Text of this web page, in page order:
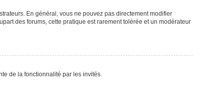
En général, vous ne pouvez pas directement modifier
des forums, cette pratique est rarement tolérée et un modérateur
de la fonctionnalité par les invités.